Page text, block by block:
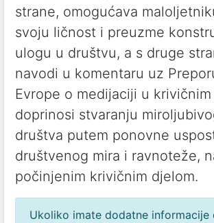
strane, omogućava
svoju ličnost i preuzme
ulogu u društvu, a s druge
navodi u komentaru uz
Evrope o medijaciji u krivičnim
doprinosi stvaranju
društva putem ponovne
društvenog mira i ravnoteže,
počinjenim krivičnim djelom.
Ukoliko imate dodatne informacije